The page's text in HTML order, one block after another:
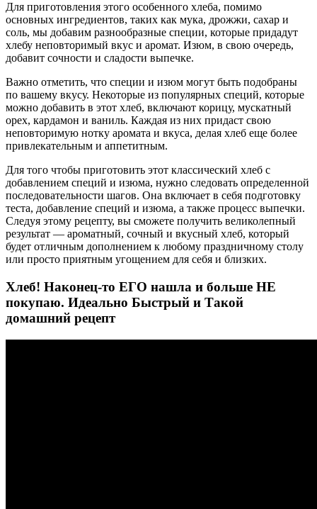
Для приготовления этого особенного хлеба, помимо
основных ингредиентов, таких как мука, дрожжи, сахар и
соль, мы добавим разнообразные специи, которые придадут
хлебу неповторимый вкус и аромат. Изюм, в свою очередь,
добавит сочности и сладости выпечке.
Важно отметить, что специи и изюм могут быть подобраны
по вашему вкусу. Некоторые из популярных специй, которые
можно добавить в этот хлеб, включают корицу, мускатный
орех, кардамон и ваниль. Каждая из них придаст свою
неповторимую нотку аромата и вкуса, делая хлеб еще более
привлекательным и аппетитным.
Для того чтобы приготовить этот классический хлеб с
добавлением специй и изюма, нужно следовать определенной
последовательности шагов. Она включает в себя подготовку
теста, добавление специй и изюма, а также процесс выпечки.
Следуя этому рецепту, вы сможете получить великолепный
результат — ароматный, сочный и вкусный хлеб, который
будет отличным дополнением к любому праздничному столу
или просто приятным угощением для себя и близких.
Хлеб! Наконец-то ЕГО нашла и больше НЕ
покупаю. Идеально Быстрый и Такой
домашний рецепт